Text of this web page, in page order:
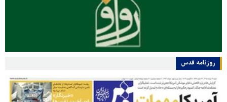
روزنامه قدس